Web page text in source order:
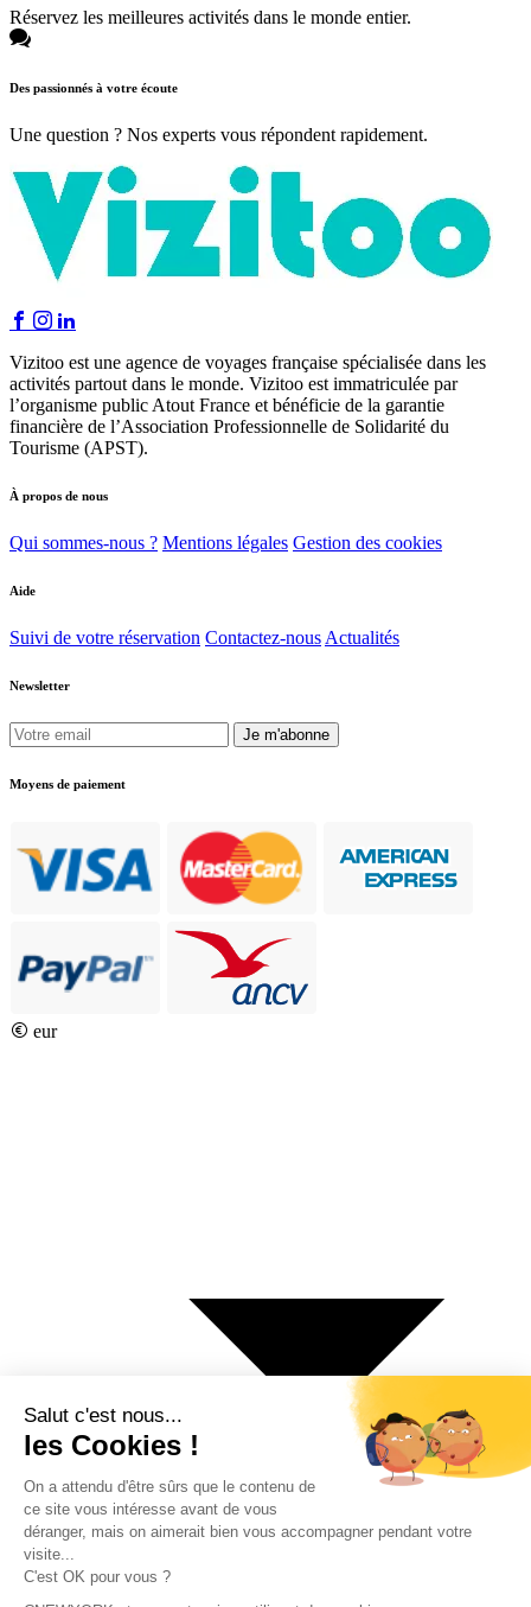
Réservez les meilleures activités dans le monde entier.
Des passionnés à votre écoute
Une question ? Nos experts vous répondent rapidement.
Vizitoo est une agence de voyages française spécialisée dans les
activités partout dans le monde. Vizitoo est immatriculée par
l’organisme public Atout France et bénéficie de la garantie
financière de l’Association Professionnelle de Solidarité du
Tourisme (APST).
À propos de nous
Qui sommes-nous ? Mentions légales Gestion des cookies
Aide
Suivi de votre réservation Contactez-nous Actualités
Newsletter
Je m'abonne
Moyens de paiement
eur
€ Euro